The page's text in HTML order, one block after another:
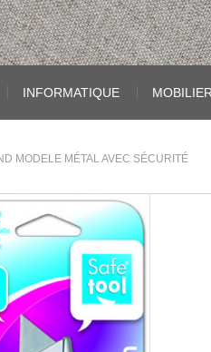
INFORMATIQUE MOBILIER
MODELE MÉTAL AVEC SÉCURITÉ